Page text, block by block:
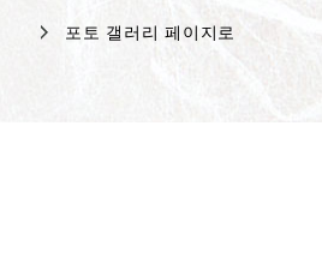
포토 갤러리 페이지로